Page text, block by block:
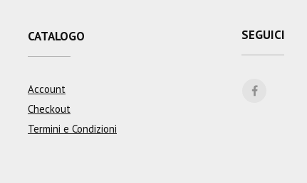
CATALOGO
Account
Checkout
Termini e Condizioni
SEGUICI